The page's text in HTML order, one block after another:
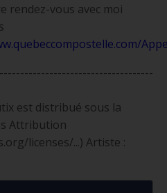
rendez-vous avec moi
App
est distribué sous la
Attribution
licenses/...) Artiste :